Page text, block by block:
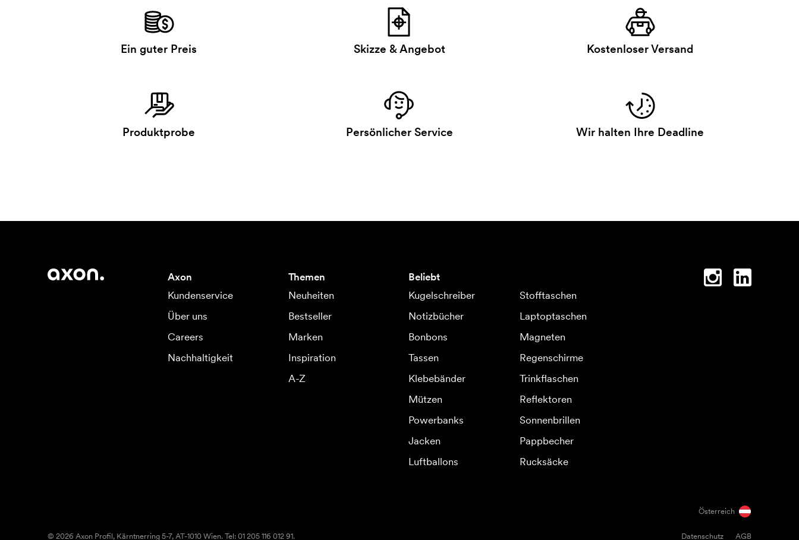
Ein guter Preis Skizze & Angebot Kostenloser Versand
Produktprobe Persönlicher Service Wir halten Ihre Deadline
Axon
Kundenservice
Über uns
Careers
Nachhaltigkeit
Themen
Neuheiten
Bestseller
Marken
Inspiration
A-Z
Beliebt
Kugelschreiber
Stofftaschen
Notizbücher
Laptoptaschen
Bonbons
Magneten
Tassen
Regenschirme
Klebebänder
Trinkflaschen
Mützen
Reflektoren
Powerbanks
Sonnenbrillen
Jacken
Pappbecher
Luftballons
Rucksäcke
Österreich
Datenschutz AGB
© 2026 Axon Profil, Kärntnerring 5-7, AT-1010 Wien. Tel: 01 205 116 012 91.